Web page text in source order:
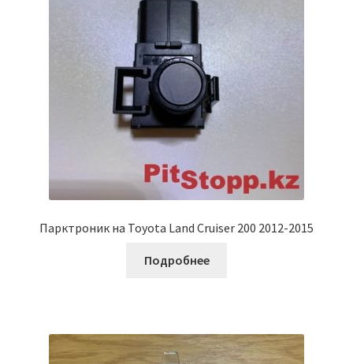
Парктроник на Toyota Land Cruiser 200 2012-2015
Подробнее